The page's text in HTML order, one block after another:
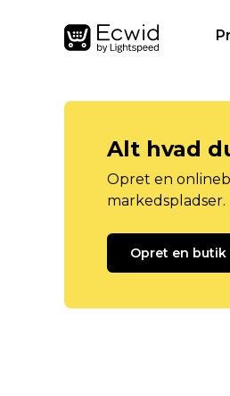
Alt hvad
Opret en
markedspladser.
Opret en butik